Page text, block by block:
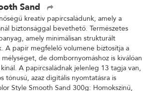
Sand
kreatív papírcsaládunk, amely a
biztonsággal bevethető. Természetes
amely minimálisan strukturált
A papír megfelelő volumene biztosítja a
de dombornyomáshoz is kiválóan
A papírcsaládnak jelenleg 13 tagja van,
tónusú, azaz digitális nyomtatásra is
Style Smooth Sand 300g: Homokszínű,